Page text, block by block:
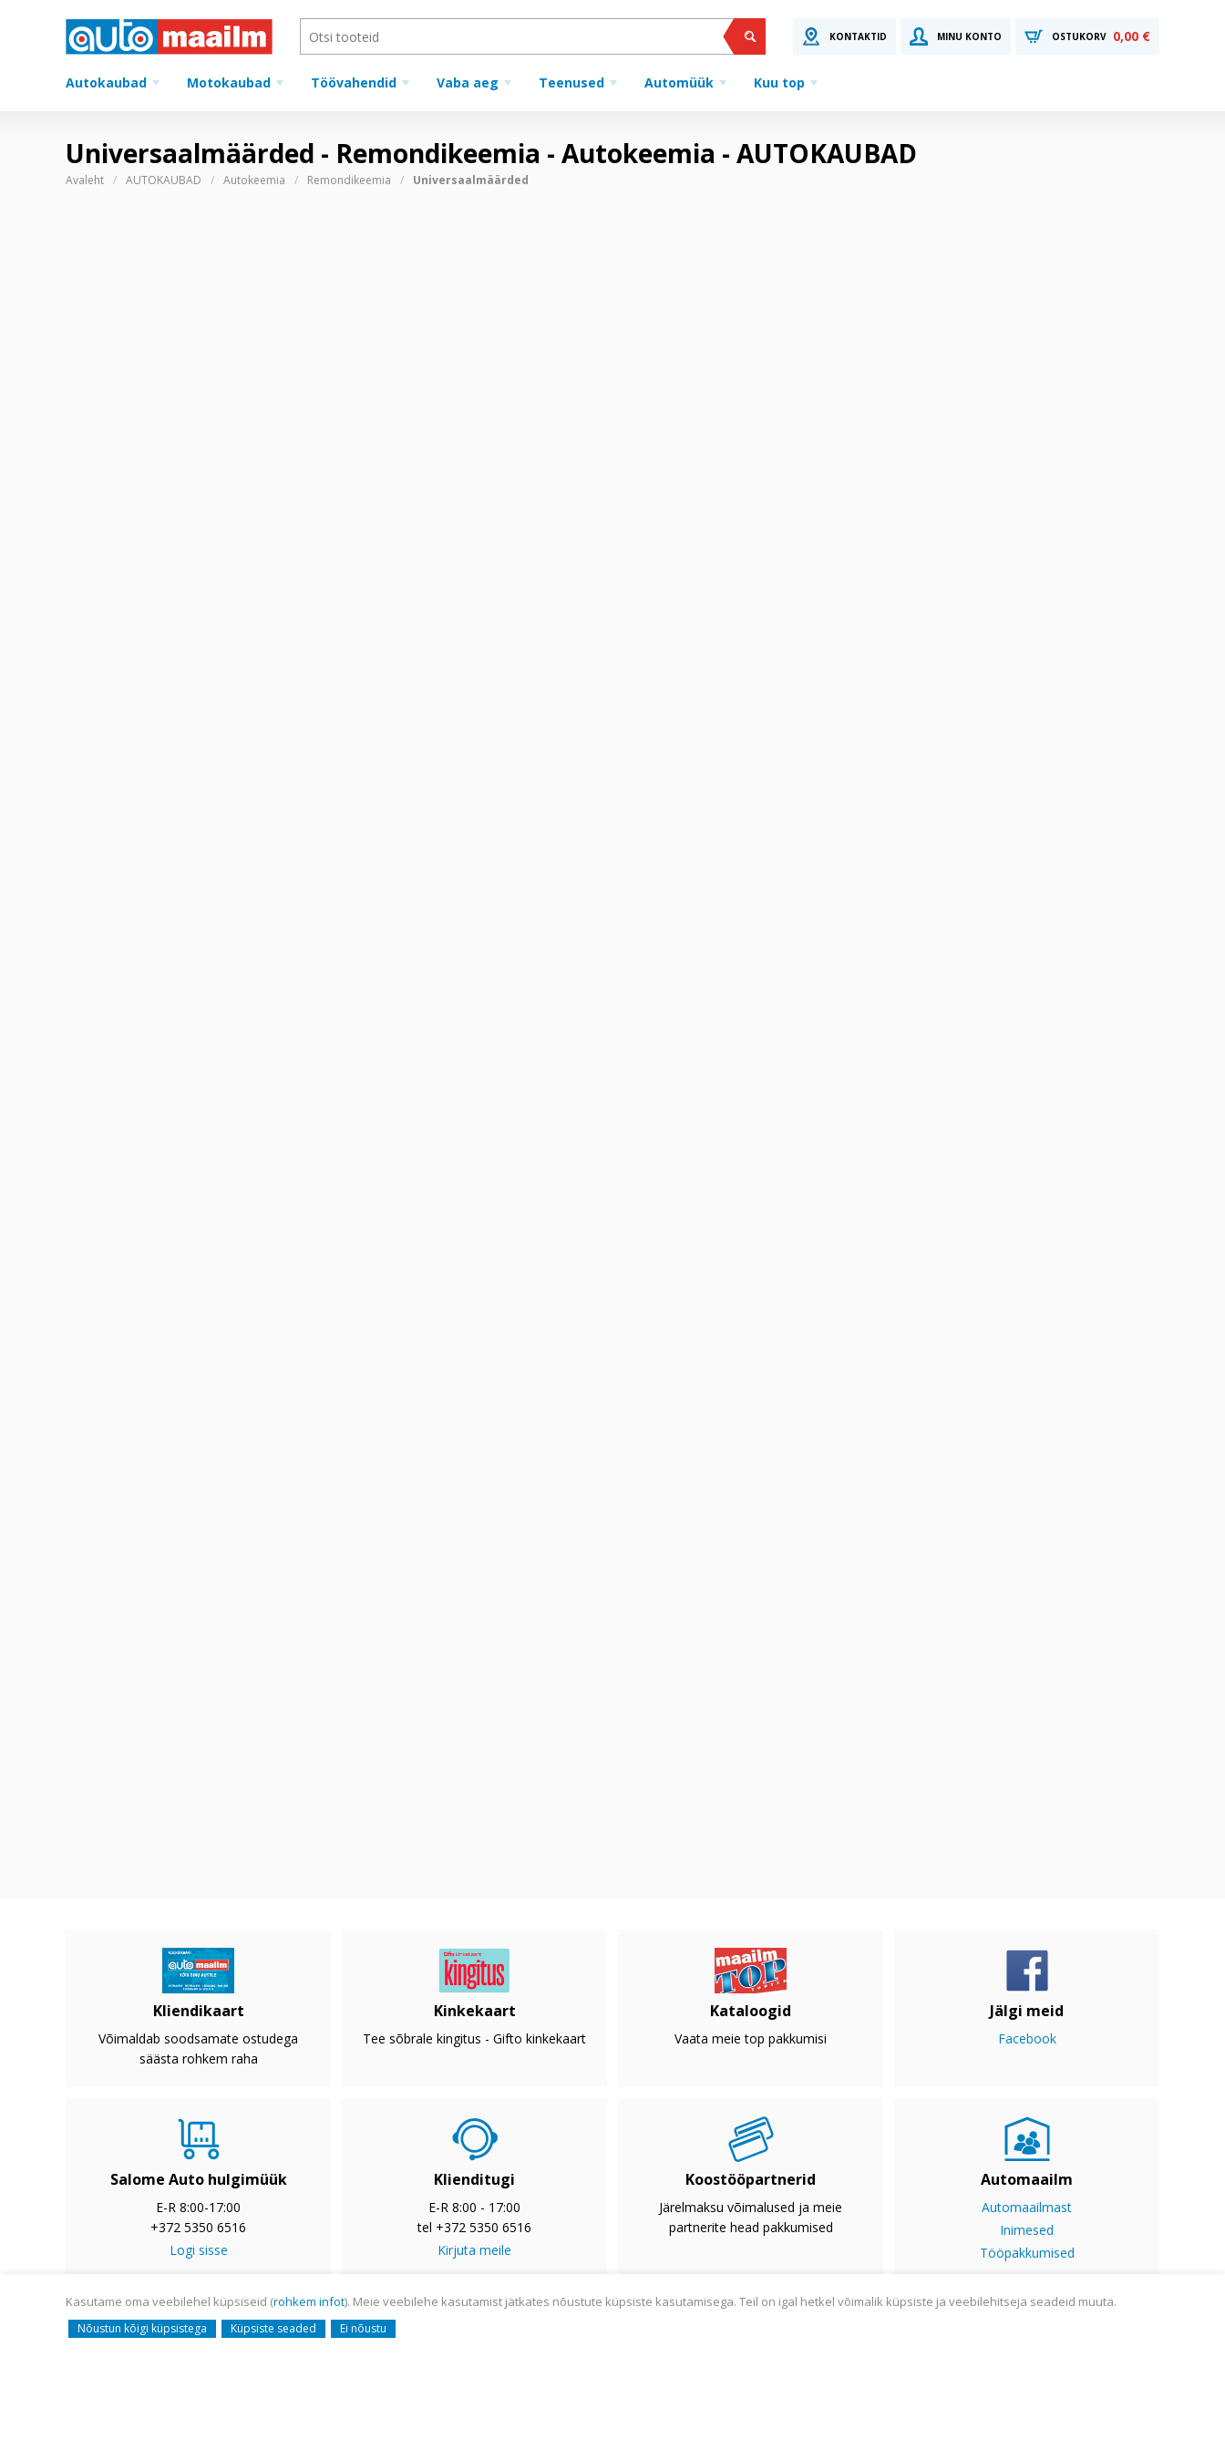
KONTAKTID MINU KONTO OSTUKORV 0,00 €
Autokaubad Motokaubad Töövahendid Vaba aeg Teenused Automüük Kuu top
Universaalmäärded - Remondikeemia - Autokeemia - AUTOKAUBAD
Avaleht AUTOKAUBAD Autokeemia Remondikeemia Universaalmäärded
Kliendikaart
Võimaldab soodsamate ostudega
säästa rohkem raha
Kinkekaart
Tee sõbrale kingitus - Gifto kinkekaart
Kataloogid
Vaata meie top pakkumisi
Jälgi meid
Facebook
Salome Auto hulgimüük
E-R 8:00-17:00
+372 5350 6516
Logi sisse
Klienditugi
E-R 8:00 - 17:00
tel +372 5350 6516
Kirjuta meile
Koostööpartnerid
Järelmaksu võimalused ja meie
partnerite head pakkumised
Automaailm
Automaailmast
Inimesed
Tööpakkumised
© Salome Auto AS 2008-2033
Kasutame oma veebilehel küpsiseid (rohkem infot). Meie veebilehe kasutamist jätkates nõustute küpsiste kasutamisega. Teil on igal hetkel võimalik küpsiste ja veebilehitseja seadeid muuta.
Nõustun kõigi küpsistega Küpsiste seaded Ei nõustu